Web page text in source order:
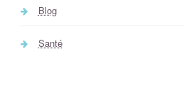
Blog
Santé